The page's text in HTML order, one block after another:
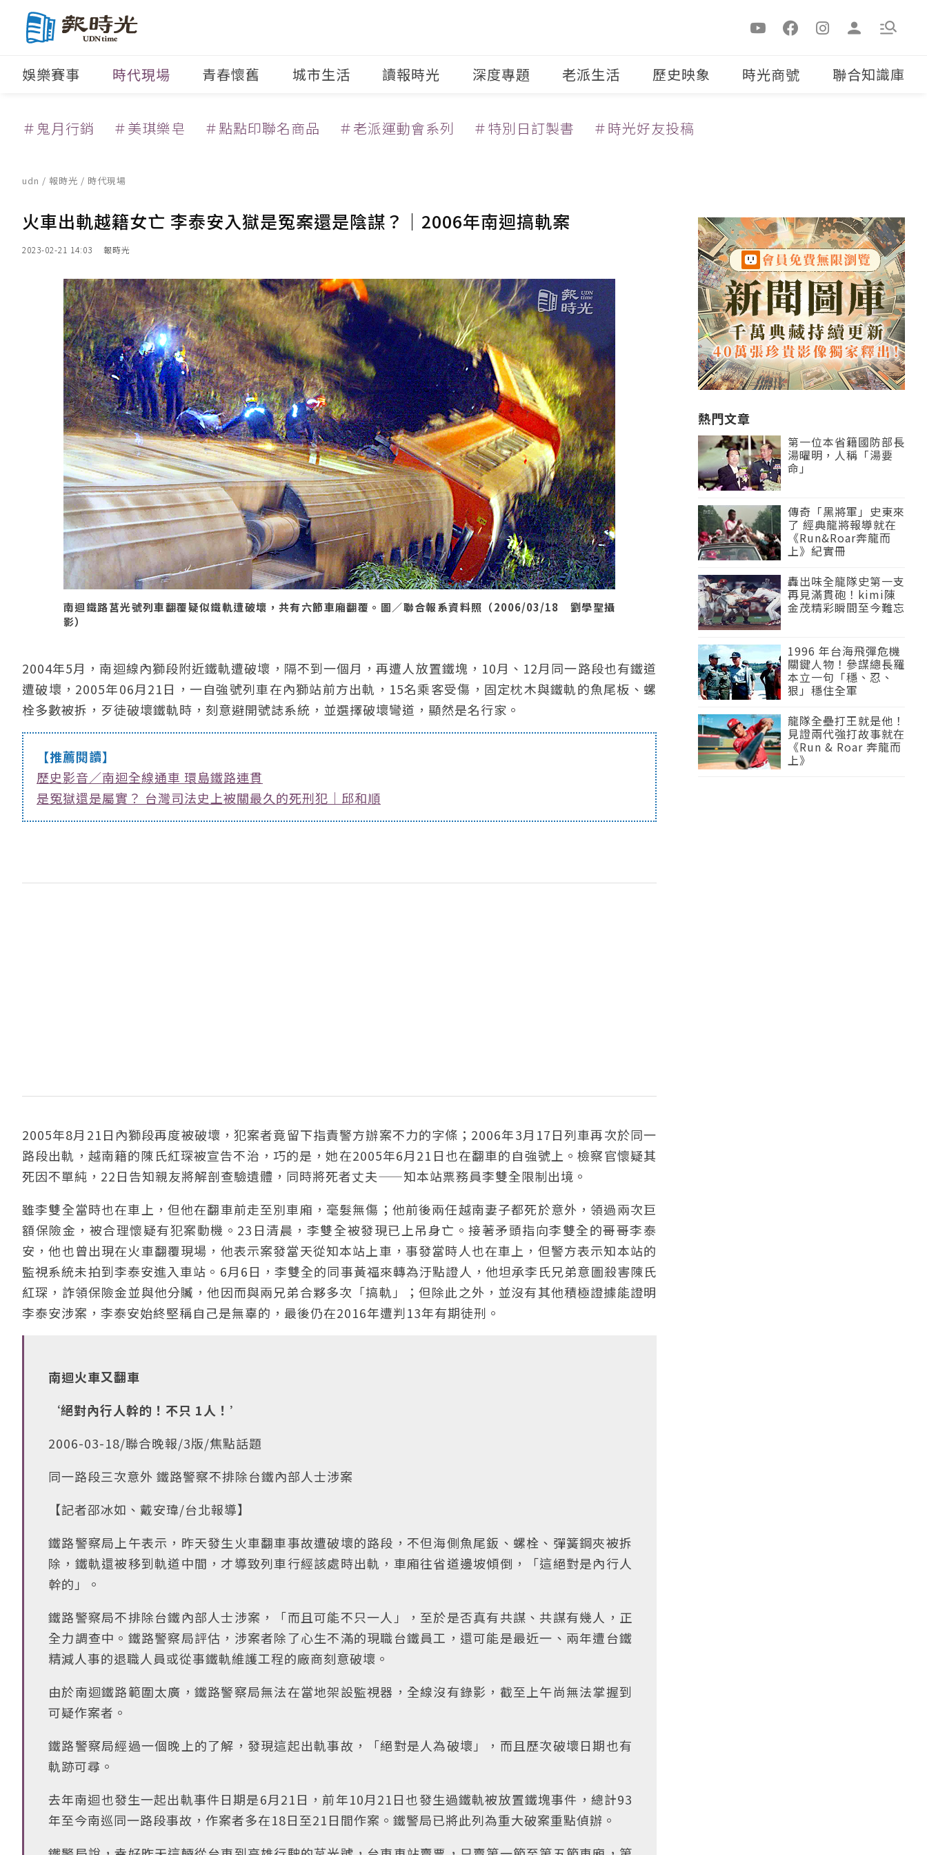
娛樂賽事 時代現場 青春懷舊 城市生活 讀報時光 深度專題 老派生活 歷史映象 時光商號 聯合知識庫
＃鬼月行銷 ＃美琪樂皂 ＃點點印聯名商品 ＃老派運動會系列 ＃特別日訂製書 ＃時光好友投稿
udn / 報時光 / 時代現場
火車出軌越籍女亡 李泰安入獄是冤案還是陰謀？｜2006年南迴搞軌案
2023-02-21 14:03 報時光
南迴鐵路莒光號列車翻覆疑似鐵軌遭破壞，共有六節車廂翻覆。圖／聯合報系資料照（2006/03/18 劉學聖攝
影）
2004年5月，南迴線內獅段附近鐵軌遭破壞，隔不到一個月，再遭人放置鐵塊，10月、12月同一路段也有鐵道
遭破壞，2005年06月21日，一自強號列車在內獅站前方出軌，15名乘客受傷，固定枕木與鐵軌的魚尾板、螺
栓多數被拆，歹徒破壞鐵軌時，刻意避開號誌系統，並選擇破壞彎道，顯然是名行家。
【推薦閱讀】
歷史影音／南迴全線通車 環島鐵路連貫
是冤獄還是屬實？ 台灣司法史上被關最久的死刑犯｜邱和順
2005年8月21日內獅段再度被破壞，犯案者竟留下指責警方辦案不力的字條；2006年3月17日列車再次於同一
路段出軌，越南籍的陳氏紅琛被宣告不治，巧的是，她在2005年6月21日也在翻車的自強號上。檢察官懷疑其
死因不單純，22日告知親友將解剖查驗遺體，同時將死者丈夫——知本站票務員李雙全限制出境。
雖李雙全當時也在車上，但他在翻車前走至別車廂，毫髮無傷；他前後兩任越南妻子都死於意外，領過兩次巨
額保險金，被合理懷疑有犯案動機。23日清晨，李雙全被發現已上吊身亡。接著矛頭指向李雙全的哥哥李泰
安，他也曾出現在火車翻覆現場，他表示案發當天從知本站上車，事發當時人也在車上，但警方表示知本站的
監視系統未拍到李泰安進入車站。6月6日，李雙全的同事黃福來轉為汙點證人，他坦承李氏兄弟意圖殺害陳氏
紅琛，詐領保險金並與他分贓，他因而與兩兄弟合夥多次「搞軌」；但除此之外，並沒有其他積極證據能證明
李泰安涉案，李泰安始終堅稱自己是無辜的，最後仍在2016年遭判13年有期徒刑。
南迴火車又翻車
‘絕對內行人幹的！不只 1人！’
2006-03-18/聯合晚報/3版/焦點話題
同一路段三次意外 鐵路警察不排除台鐵內部人士涉案
【記者邵冰如、戴安瑋/台北報導】
鐵路警察局上午表示，昨天發生火車翻車事故遭破壞的路段，不但海側魚尾鈑、螺栓、彈簧鋼夾被拆
除，鐵軌還被移到軌道中間，才導致列車行經該處時出軌，車廂往省道邊坡傾倒，「這絕對是內行人
幹的」。
鐵路警察局不排除台鐵內部人士涉案，「而且可能不只一人」，至於是否真有共謀、共謀有幾人，正
全力調查中。鐵路警察局評估，涉案者除了心生不滿的現職台鐵員工，還可能是最近一、兩年遭台鐵
精減人事的退職人員或從事鐵軌維護工程的廠商刻意破壞。
由於南迴鐵路範圍太廣，鐵路警察局無法在當地架設監視器，全線沒有錄影，截至上午尚無法掌握到
可疑作案者。
鐵路警察局經過一個晚上的了解，發現這起出軌事故，「絕對是人為破壞」，而且歷次破壞日期也有
軌跡可尋。
去年南迴也發生一起出軌事件日期是6月21日，前年10月21日也發生過鐵軌被放置鐵塊事件，總計93
年至今南巡同一路段事故，作案者多在18日至21日間作案。鐵警局已將此列為重大破案重點偵辦。
熱門文章
第一位本省籍國防部長
湯曜明，人稱「湯要
命」
傳奇「黑將軍」史東來
了 經典龍將報導就在
《Run&Roar奔龍而
上》紀實冊
轟出味全龍隊史第一支
再見滿貫砲！kimi陳
金茂精彩瞬間至今難忘
1996 年台海飛彈危機
關鍵人物！參謀總長羅
本立一句「穩、忍、
狠」穩住全軍
龍隊全壘打王就是他！
見證兩代強打故事就在
《Run & Roar 奔龍而
上》